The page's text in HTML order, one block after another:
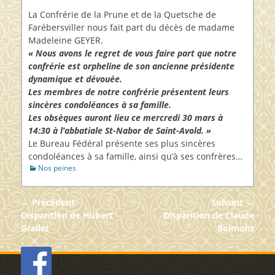
La Confrérie de la Prune et de la Quetsche de
Farébersviller nous fait part du décès de madame
Madeleine GEYER.
« Nous avons le regret de vous faire part que notre
confrérie est orpheline de son ancienne présidente
dynamique et dévouée.
Les membres de notre confrérie présentent leurs
sincères condoléances à sa famille.
Les obsèques auront lieu ce mercredi 30 mars à
14:30 à l’abbatiale St-Nabor de Saint-Avold. »
Le Bureau Fédéral présente ses plus sincères
condoléances à sa famille, ainsi qu’à ses confrères…
Catégories
Nos peines
Navigation
de
l’article
← Précédent
Article
précédent :
Disparition de Hubert
Grallet
Suivant →
Article
suivant :
Disparition de Claude
Bolmont